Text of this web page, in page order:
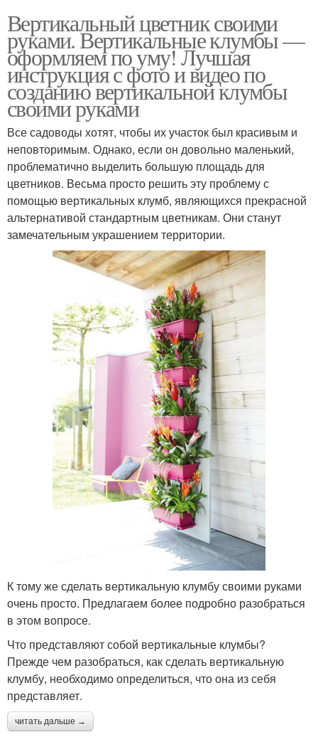
Вертикальный цветник своими
руками. Вертикальные клумбы —
оформляем по уму! Лучшая
инструкция с фото и видео по
созданию вертикальной клумбы
своими руками
Все садоводы хотят, чтобы их участок был красивым и
неповторимым. Однако, если он довольно маленький,
проблематично выделить большую площадь для
цветников. Весьма просто решить эту проблему с
помощью вертикальных клумб, являющихся прекрасной
альтернативой стандартным цветникам. Они станут
замечательным украшением территории.
К тому же сделать вертикальную клумбу своими руками
очень просто. Предлагаем более подробно разобраться
в этом вопросе.
Что представляют собой вертикальные клумбы?
Прежде чем разобраться, как сделать вертикальную
клумбу, необходимо определиться, что она из себя
представляет.
читать дальше →